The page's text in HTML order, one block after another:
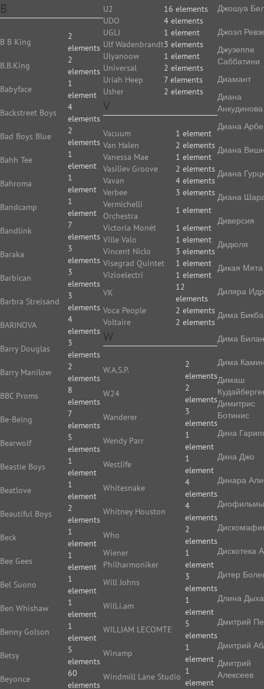
B
B B King
2
elements
B.B.King
2
elements
Babyface
1
element
Backstreet Boys
4
elements
Bad Boys Blue
2
elements
Bahh Tee
1
element
Bahroma
1
element
Bandcamp
1
element
Bandlink
7
elements
Baraka
3
elements
Barbican
3
elements
Barbra Streisand
3
elements
BARINOVA
4
elements
Barry Douglas
3
elements
Barry Manilow
2
elements
BBC Proms
8
elements
Be-Being
7
elements
Bearwolf
5
elements
Beastie Boys
1
element
Beatlove
1
element
Beautiful Boys
2
elements
Beck
1
element
Bee Gees
1
element
Bel Suono
1
element
Ben Whishaw
1
element
Benny Golson
1
element
Betsy
5
elements
Beyonce
60
elements
U2
16 elements
UDO
4 elements
UGLI
1 element
Ulf Wadenbrandt3 elements
Ulyanoow
1 element
Universal
2 elements
Uriah Heep
7 elements
Usher
2 elements
V
Vacuum
1 element
Van Halen
2 elements
Vanessa Mae
1 element
Vasiliev Groove
2 elements
Vavan
4 elements
Verbee
3 elements
Vermichelli
Orchestra
1 element
Victoria Monét
1 element
Ville Valo
1 element
Vincent Niclo
3 elements
Visegrad Quintet
1 element
Vizioelectri
1 element
VK
12
elements
Voca People
2 elements
Voltaire
2 elements
W
W.A.S.P.
2
elements
W24
2
elements
Wanderer
3
elements
Wendy Parr
1
element
Westlife
1
element
Whitesnake
4
elements
Whitney Houston
4
elements
Who
2
elements
Wiener
Philharmoniker
1
element
Will Johns
3
elements
Will.i.am
1
element
WILLIAM LECOMTE
5
elements
Winamp
1
element
Windmill Lane Studio
1
element
Джошуа
Джоэл
Джузеппе
Саббатини
Диамант
Диана
Анкудинова
Диана
Диана
Диана
Диана
Диверсия
Дидюля
Дикая Мята
Диляра
Дима
Дима Билан
Дима
Димаш
Димитрис
Ботинис
Дина
Дина Джо
Динара
Диофильмы
Дискотека
Дитер
Длина
Дмитрий
Дмитрий
Дмитрий
Алексеев